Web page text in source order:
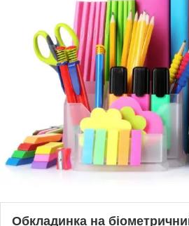
Обкладинка на